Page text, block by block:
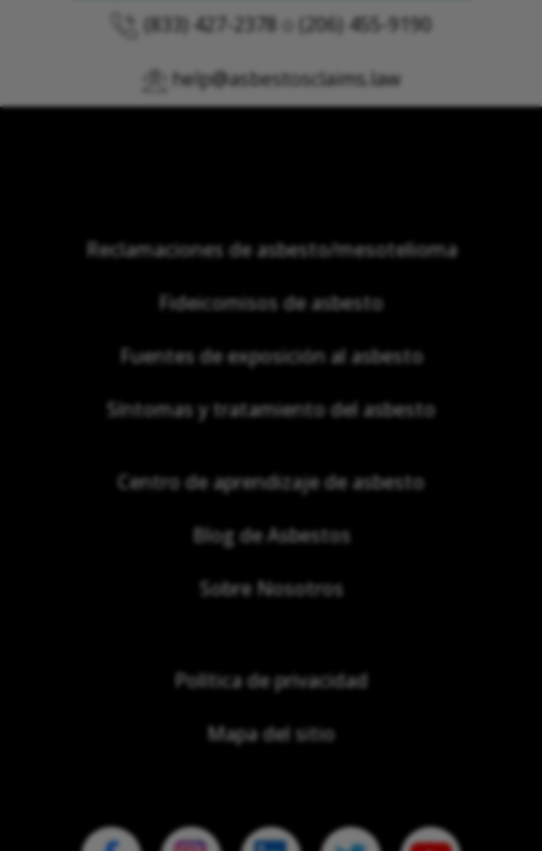
(833) 427-2378 (206) 455-9190
help@asbestosclaims.law
Reclamaciones de asbesto/mesotelioma
Fideicomisos de asbesto
Fuentes de exposición al asbesto
Síntomas y tratamiento del asbesto
Centro de aprendizaje de asbesto
Blog de Asbestos
Sobre Nosotros
Política de privacidad
Mapa del sitio